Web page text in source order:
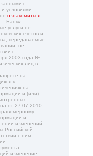
с
и условиями
ознакомиться
Банк».
услуги не
счетов и
передаваемые
не
с
2003 года №
лиц в
на
к
на
и (или)
от 27.07.2010
и
изменений
Российской
с ним
–
изменение